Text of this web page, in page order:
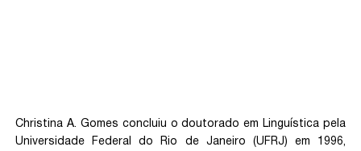
Christina A. Gomes concluiu o doutorado em Linguística pela
Universidade Federal do Rio de Janeiro (UFRJ) em 1996,